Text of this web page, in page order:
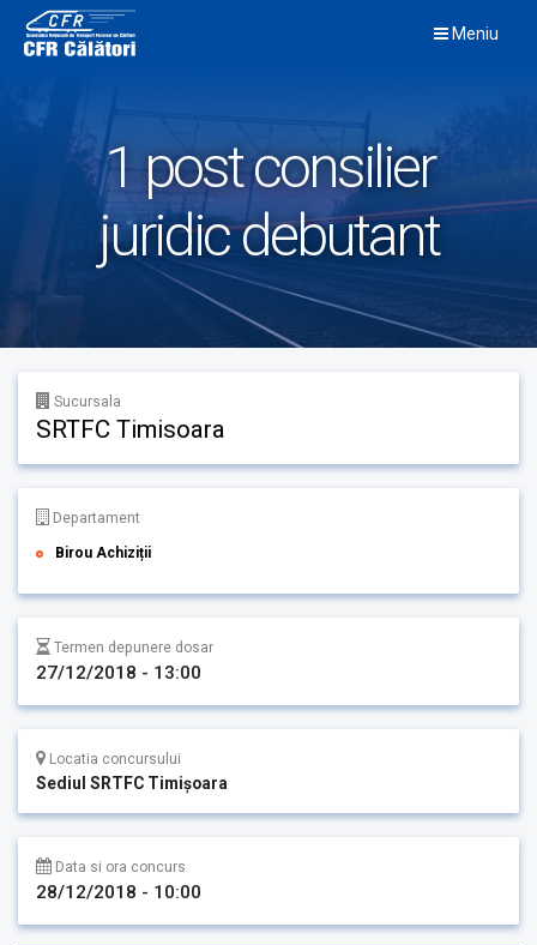
content
Meniu
1 post consilier
juridic debutant
Sucursala
SRTFC Timisoara
Departament
Birou Achiziții
Termen depunere dosar
27/12/2018 - 13:00
Locatia concursului
Sediul SRTFC Timişoara
Data si ora concurs
28/12/2018 - 10:00